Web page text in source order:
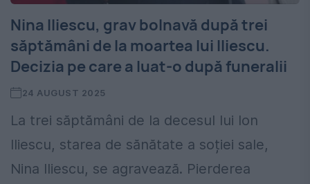
Nina Iliescu, grav bolnavă după trei
săptămâni de la moartea lui Iliescu.
Decizia pe care a luat-o după funeralii
24 AUGUST 2025
La trei săptămâni de la decesul lui Ion
Iliescu, starea de sănătate a soției sale,
Nina Iliescu, se agravează. Pierderea